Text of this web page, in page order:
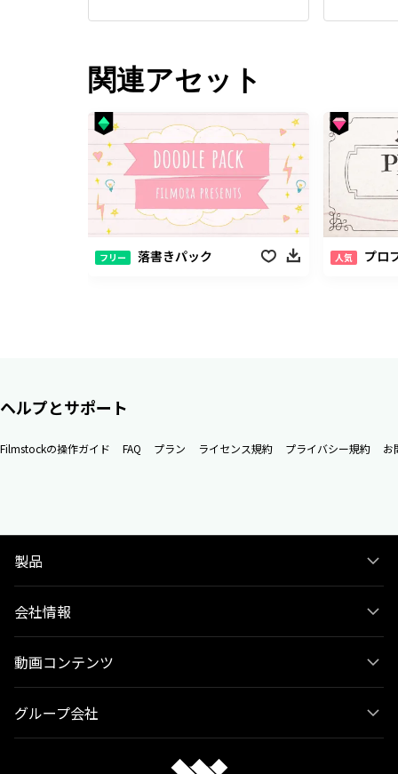
関連アセット
フリー 落書きパック 人気 プロフ
ヘルプとサポート
Filmstockの操作ガイド FAQ プラン ライセンス規約 プライバシー規約 お
製品
会社情報
動画コンテンツ
グループ会社